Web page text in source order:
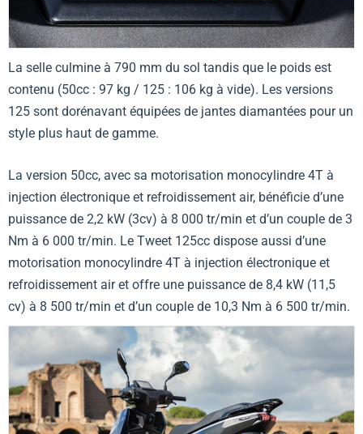
La selle culmine à 790 mm du sol tandis que le poids est
contenu (50cc : 97 kg / 125 : 106 kg à vide). Les versions
125 sont dorénavant équipées de jantes diamantées pour un
style plus haut de gamme.
La version 50cc, avec sa motorisation monocylindre 4T à
injection électronique et refroidissement air, bénéficie d’une
puissance de 2,2 kW (3cv) à 8 000 tr/min et d’un couple de 3
Nm à 6 000 tr/min. Le Tweet 125cc dispose aussi d’une
motorisation monocylindre 4T à injection électronique et
refroidissement air et offre une puissance de 8,4 kW (11,5
cv) à 8 500 tr/min et d’un couple de 10,3 Nm à 6 500 tr/min.